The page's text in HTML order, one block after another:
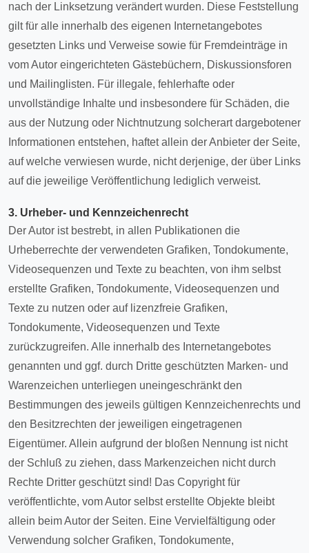
nach der Linksetzung verändert wurden. Diese Feststellung
gilt für alle innerhalb des eigenen Internetangebotes
gesetzten Links und Verweise sowie für Fremdeinträge in
vom Autor eingerichteten Gästebüchern, Diskussionsforen
und Mailinglisten. Für illegale, fehlerhafte oder
unvollständige Inhalte und insbesondere für Schäden, die
aus der Nutzung oder Nichtnutzung solcherart dargebotener
Informationen entstehen, haftet allein der Anbieter der Seite,
auf welche verwiesen wurde, nicht derjenige, der über Links
auf die jeweilige Veröffentlichung lediglich verweist.
3. Urheber- und Kennzeichenrecht
Der Autor ist bestrebt, in allen Publikationen die
Urheberrechte der verwendeten Grafiken, Tondokumente,
Videosequenzen und Texte zu beachten, von ihm selbst
erstellte Grafiken, Tondokumente, Videosequenzen und
Texte zu nutzen oder auf lizenzfreie Grafiken,
Tondokumente, Videosequenzen und Texte
zurückzugreifen. Alle innerhalb des Internetangebotes
genannten und ggf. durch Dritte geschützten Marken- und
Warenzeichen unterliegen uneingeschränkt den
Bestimmungen des jeweils gültigen Kennzeichenrechts und
den Besitzrechten der jeweiligen eingetragenen
Eigentümer. Allein aufgrund der bloßen Nennung ist nicht
der Schluß zu ziehen, dass Markenzeichen nicht durch
Rechte Dritter geschützt sind! Das Copyright für
veröffentlichte, vom Autor selbst erstellte Objekte bleibt
allein beim Autor der Seiten. Eine Vervielfältigung oder
Verwendung solcher Grafiken, Tondokumente,